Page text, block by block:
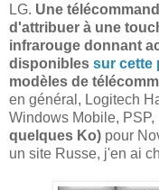
LG. Une
d'attribuer à une
infrarouge donnant
disponibles sur cette
modèles de
en général, Logitech
Windows Mobile, PSP,
quelques Ko) pour
un site Russe, j'en ai